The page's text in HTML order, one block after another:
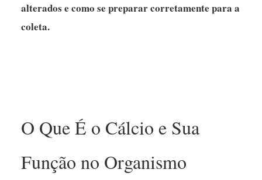
alterados e como se preparar corretamente para a
coleta.
O Que É o Cálcio e Sua
Função no Organismo